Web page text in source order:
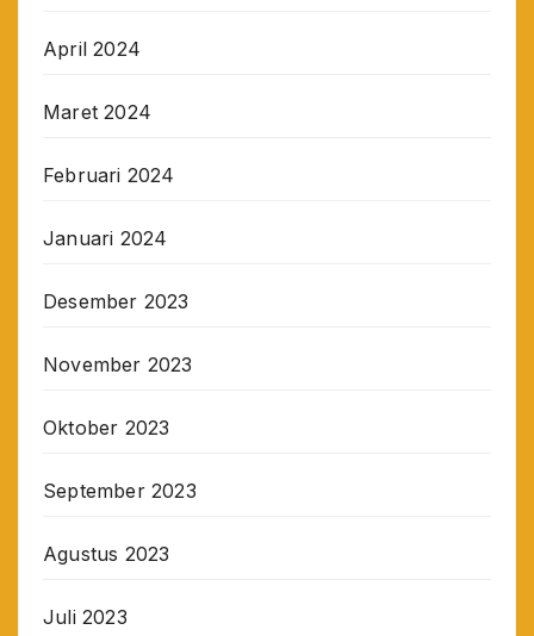
April 2024
Maret 2024
Februari 2024
Januari 2024
Desember 2023
November 2023
Oktober 2023
September 2023
Agustus 2023
Juli 2023